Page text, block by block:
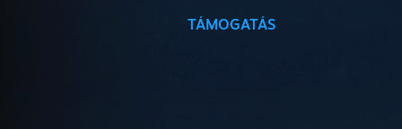
TÁMOGATÁS